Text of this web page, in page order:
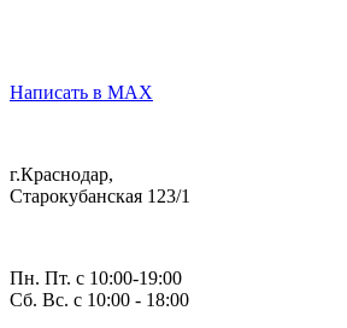
Написать в MAX
г.Краснодар,
Старокубанская 123/1
Пн. Пт. с 10:00-19:00
Сб. Вс. с 10:00 - 18:00